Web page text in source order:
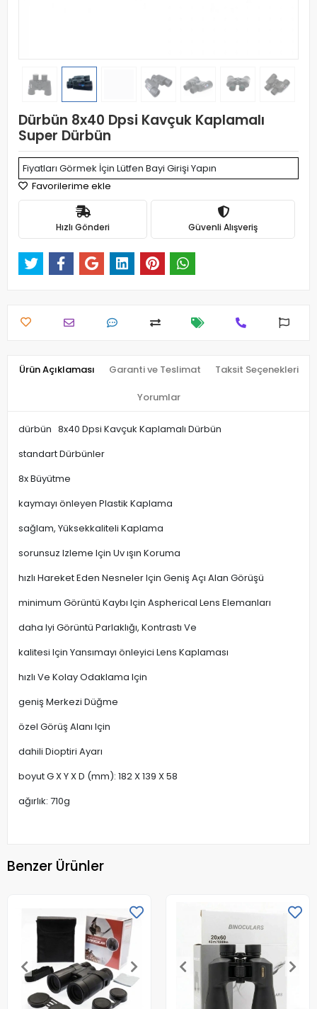
Dürbün 8x40 Dpsi Kavçuk Kaplamalı
Super Dürbün
Fiyatları Görmek İçin Lütfen Bayi Girişi Yapın
Favorilerime ekle
Hızlı Gönderi Güvenli Alışveriş
Ürün Açıklaması Garanti ve Teslimat Taksit Seçenekleri
Yorumlar
dürbün 8x40 Dpsi Kavçuk Kaplamalı Dürbün
standart Dürbünler
8x Büyütme
kaymayı önleyen Plastik Kaplama
sağlam, Yüksekkaliteli Kaplama
sorunsuz Izleme Için Uv ışın Koruma
hızlı Hareket Eden Nesneler Için Geniş Açı Alan Görüşü
minimum Görüntü Kaybı Için Aspherical Lens Elemanları
daha Iyi Görüntü Parlaklığı, Kontrastı Ve
kalitesi Için Yansımayı önleyici Lens Kaplaması
hızlı Ve Kolay Odaklama Için
geniş Merkezi Düğme
özel Görüş Alanı Için
dahili Dioptiri Ayarı
boyut G X Y X D (mm): 182 X 139 X 58
ağırlık: 710g
Benzer Ürünler